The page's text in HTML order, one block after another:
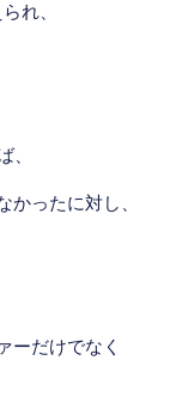
れ、
、
ったに対し、
ーだけでなく